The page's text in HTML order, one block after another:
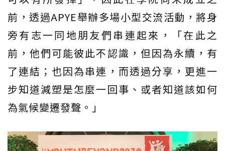
前，透過APYE舉辦多場小型交流活動，將身
旁有志一同地朋友們串連起來，「在此之
前，他們可能彼此不認識，但因為永續，有
了連結；也因為串連，而透過分享，更進一
步知道減塑是怎麼一回事、或者知道該如何
為氣候變遷發聲。」